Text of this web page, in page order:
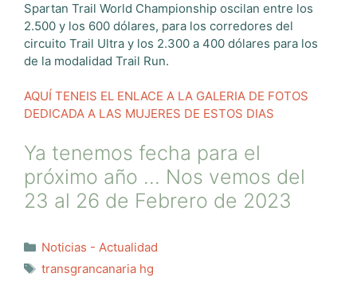
Spartan Trail World Championship oscilan entre los
2.500 y los 600 dólares, para los corredores del
circuito Trail Ultra y los 2.300 a 400 dólares para los
de la modalidad Trail Run.
AQUÍ TENEIS EL ENLACE A LA GALERIA DE FOTOS
DEDICADA A LAS MUJERES DE ESTOS DIAS
Ya tenemos fecha para el
próximo año … Nos vemos del
23 al 26 de Febrero de 2023
Categorías
Noticias - Actualidad
Etiquetas
transgrancanaria hg